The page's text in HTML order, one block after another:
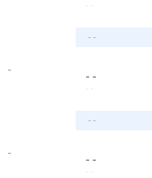
- -
- -
-
- -
- -
- -
-
- -
- -